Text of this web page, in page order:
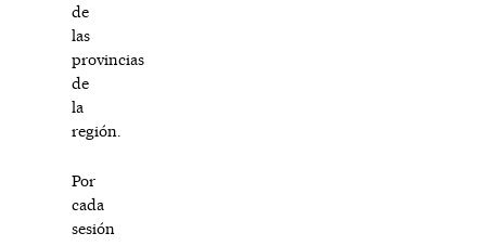
de
las
provincias
de
la
región.
Por
cada
sesión